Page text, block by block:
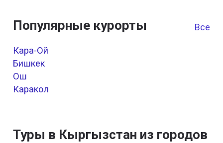
Популярные курорты Все
Кара-Ой
Бишкек
Ош
Каракол
Туры в Кыргызстан из городов